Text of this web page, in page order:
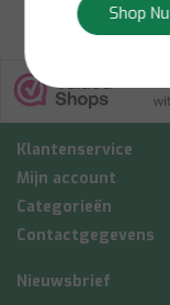
Klantenservice
Mijn account
Categorieën
Contactgegevens
Nieuwsbrief
Shop Nu